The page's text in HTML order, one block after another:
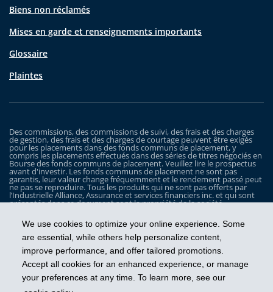
We use cookies to optimize your online experience. Some
are essential, while others help personalize content,
improve performance, and offer tailored promotions.
Accept all cookies for an enhanced experience, or manage
your preferences at any time. To learn more, see our
Biens non réclamés
Mises en garde et renseignements importants
Glossaire
Plaintes
Des commissions, des commissions de suivi, des frais et des charges
de gestion, des frais et des charges de courtage peuvent être exigés
pour les placements dans des fonds communs de placement, y
compris les placements effectués dans des séries de titres négociés en
Bourse des fonds communs de placement. Veuillez lire le prospectus
avant d'investir. Les fonds communs de placement ne sont pas
garantis, leur valeur change fréquemment et le rendement passé peut
ne pas se reproduire. Tous les produits qui ne sont pas offerts par
l’Industrielle Alliance, Assurance et services financiers inc. et qui sont
présentés dans ce document sont la propriété de la société
sont utilisés ici qu’à titre d’illustration seulement.
Les Fonds iA Clarington sont gérés par Placements IA Clarington inc. iA
Clarington, le logo d’iA Clarington, iA Gestion de patrimoine et le logo
de iA Gestion de patrimoine sont des marques de commerce, utilisées
sous licence, de l’Industrielle Alliance, Assurance et services financiers